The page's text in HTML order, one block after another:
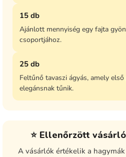
15 db
Ajánlott mennyiség egy fajta
csoportjához.
25 db
Feltűnő tavaszi ágyás, amely
elegánsnak tűnik.
⭐ Ellenőrzött
A vásárlók értékelik a